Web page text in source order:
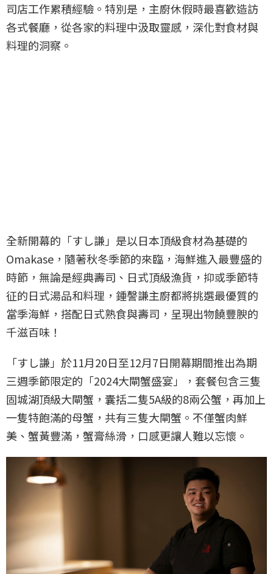
司店工作累積經驗。特別是，主廚休假時最喜歡造訪
各式餐廳，從各家的料理中汲取靈感，深化對食材與
料理的洞察。
全新開幕的「すし謙」是以日本頂級食材為基礎的
Omakase，隨著秋冬季節的來臨，海鮮進入最豐盛的
時節，無論是經典壽司、日式頂級漁貨，抑或季節特
征的日式湯品和料理，鍾謦謙主廚都將挑選最優質的
當季海鮮，搭配日式熟食與壽司，呈現出物饒豐腴的
千滋百味！
「すし謙」於11月20日至12月7日開幕期間推出為期
三週季節限定的「2024大閘蟹盛宴」，套餐包含三隻
固城湖頂級大閘蟹，囊括二隻5A級的8兩公蟹，再加上
一隻特飽滿的母蟹，共有三隻大閘蟹。不僅蟹肉鮮
美、蟹黃豐滿，蟹膏絲滑，口感更讓人難以忘懷。